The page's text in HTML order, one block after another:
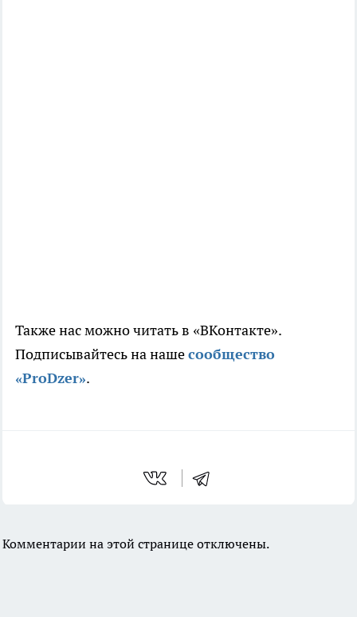
Также нас можно читать в «ВКонтакте».
Подписывайтесь на нашесообщество
«ProDzer».
Комментарии на этой странице отключены.